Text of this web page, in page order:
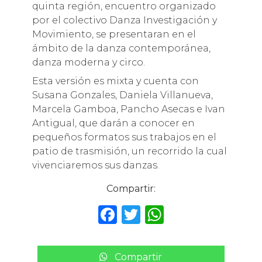
quinta región, encuentro organizado
por el colectivo Danza Investigación y
Movimiento, se presentaran en el
ámbito de la danza contemporánea,
danza moderna y circo.
Esta versión es mixta y cuenta con
Susana Gonzales, Daniela Villanueva,
Marcela Gamboa, Pancho Asecas e Ivan
Antigual, que darán a conocer en
pequeños formatos sus trabajos en el
patio de trasmisión, un recorrido la cual
vivenciaremos sus danzas.
Compartir:
F
c
T
it
W
a
Compartir